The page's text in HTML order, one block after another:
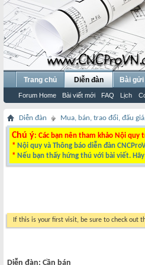
Trang chủ Diễn đàn
Forum Home Bài viết mới FAQ Lịch
Bài
Diễn đàn Mua, bán, trao đổi, đấu
Chú ý: Các bạn nên tham khảo Nội
* Nội quy và Thông báo diễn đàn
* Nếu bạn thấy hứng thú với bài viết.
If this is your first visit, be sure to check out
Diễn đàn: Cần bán